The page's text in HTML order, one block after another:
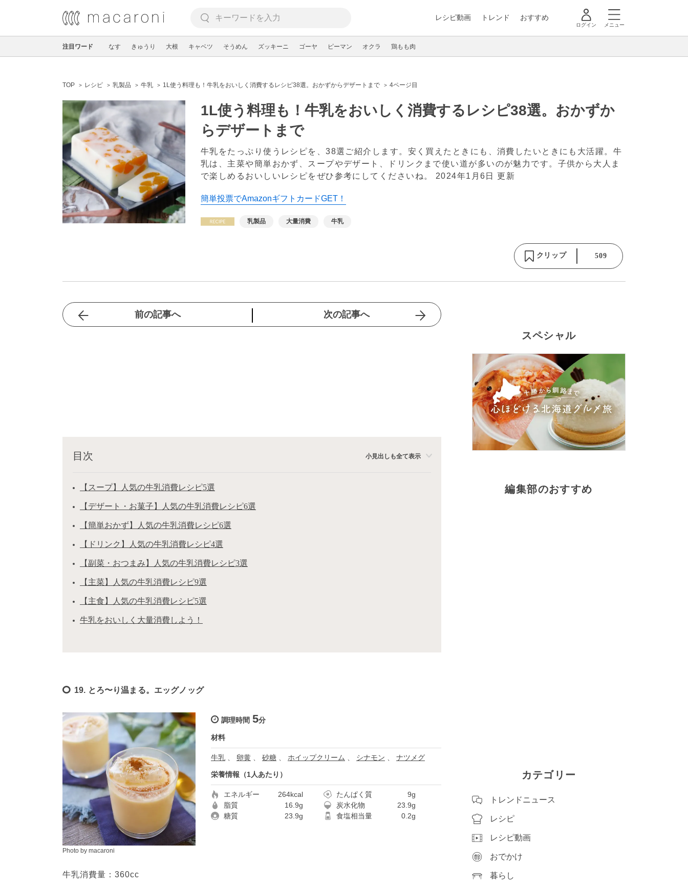
レシピ動画 トレンド おすすめ
ログイン メニュー
注目ワード なす きゅうり 大根 キャベツ そうめん ズッキーニ ゴーヤ ピーマン オクラ 鶏もも肉
TOP レシピ 乳製品 牛乳 1L使う料理も！牛乳をおいしく消費するレシピ38選。おかずからデザートまで 4ページ目
1L使う料理も！牛乳をおいしく消費するレシピ38選。おかずか
らデザートまで
牛乳をたっぷり使うレシピを、38選ご紹介します。安く買えたときにも、消費したいときにも大活躍。牛
乳は、主菜や簡単おかず、スープやデザート、ドリンクまで使い道が多いのが魅力です。子供から大人ま
で楽しめるおいしいレシピをぜひ参考にしてくださいね。 2024年1月6日 更新
簡単投票でAmazonギフトカードGET！
乳製品 大量消費 牛乳
クリップ 509
前の記事へ 次の記事へ
目次 小見出しも全て表示
【スープ】人気の牛乳消費レシピ5選
【デザート・お菓子】人気の牛乳消費レシピ6選
【簡単おかず】人気の牛乳消費レシピ6選
【ドリンク】人気の牛乳消費レシピ4選
【副菜・おつまみ】人気の牛乳消費レシピ3選
【主菜】人気の牛乳消費レシピ9選
【主食】人気の牛乳消費レシピ5選
牛乳をおいしく大量消費しよう！
19. とろ〜り温まる。エッグノッグ
Photo by macaroni
調理時間 5分
材料
牛乳 卵黄 砂糖 ホイップクリーム シナモン ナツメグ
栄養情報（1人あたり）
エネルギー 264kcal たんぱく質
9g
脂質
16.9g 炭水化物
23.9g
糖質
23.9g 食塩相当量 0.2g
牛乳消費量：360cc
スペシャル
編集部のおすすめ
カテゴリー
トレンドニュース
レシピ
レシピ動画
おでかけ
暮らし